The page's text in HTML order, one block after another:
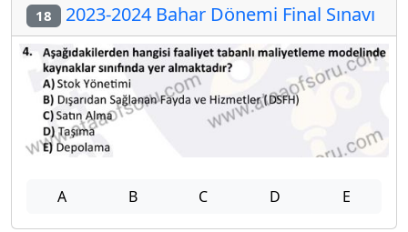
18 2023-2024 Bahar Dönemi Final Sınavı
A B C D E